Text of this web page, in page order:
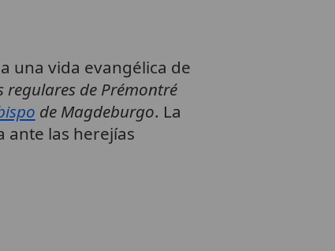
a una vida evangélica de
regulares de Prémontré
de Magdeburgo. La
ante las herejías